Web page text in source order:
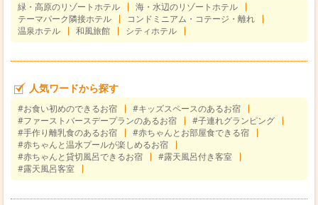
緑・高原のリゾートホテル
海・水辺のリゾートホテル
テーマパーク隣接ホテル
コンドミニアム・コテージ・離れ
温泉ホテル
和風旅館 シティホテル
人気ワードから探す
#お食い初めのできるお宿
#キッズスペースのあるお宿
#ファーストバースデープランのあるお宿
#子連れグランピング
#手作り離乳食のあるお宿
#赤ちゃんとお部屋食できる宿
#赤ちゃんと温水プールが楽しめるお宿
#赤ちゃんと貸切風呂できるお宿
#露天風呂付き客室
#露天風呂客室